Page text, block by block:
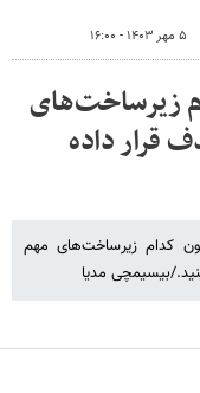
۵ مهر ۱۴۰۳ - ۱۶:۰۰
زیرساخت‌های
قرار داده
کدام زیرساخت‌های مهم
بیسیمچی مدیا